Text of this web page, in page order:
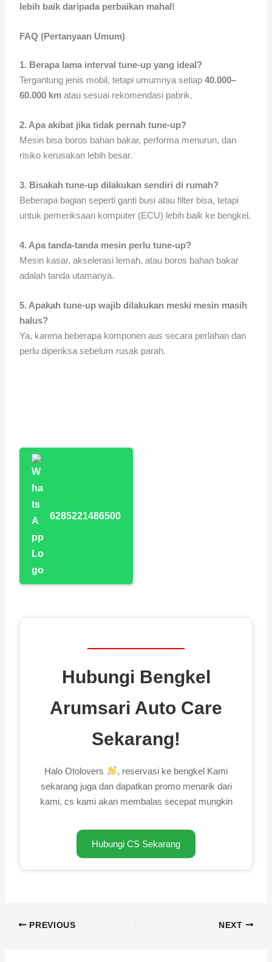
lebih baik daripada perbaikan mahal!
FAQ (Pertanyaan Umum)
1. Berapa lama interval tune-up yang ideal?
Tergantung jenis mobil, tetapi umumnya setiap40.000–
60.000 km atau sesuai rekomendasi pabrik.
2. Apa akibat jika tidak pernah tune-up?
Mesin bisa boros bahan bakar, performa menurun, dan
risiko kerusakan lebih besar.
3. Bisakah tune-up dilakukan sendiri di rumah?
Beberapa bagian seperti ganti busi atau filter bisa, tetapi
untuk pemeriksaan komputer (ECU) lebih baik ke bengkel.
4. Apa tanda-tanda mesin perlu tune-up?
Mesin kasar, akselerasi lemah, atau boros bahan bakar
adalah tanda utamanya.
5. Apakah tune-up wajib dilakukan meski mesin masih
halus?
Ya, karena beberapa komponen aus secara perlahan dan
perlu diperiksa sebelum rusak parah.
6285221486500
Hubungi Bengkel
Arumsari Auto Care
Sekarang!
Halo Otolovers
, reservasi ke bengkel Kami
sekarang juga dan dapatkan promo menarik dari
kami, cs kami akan membalas secepat mungkin
Hubungi CS Sekarang
PREVIOUS NEXT